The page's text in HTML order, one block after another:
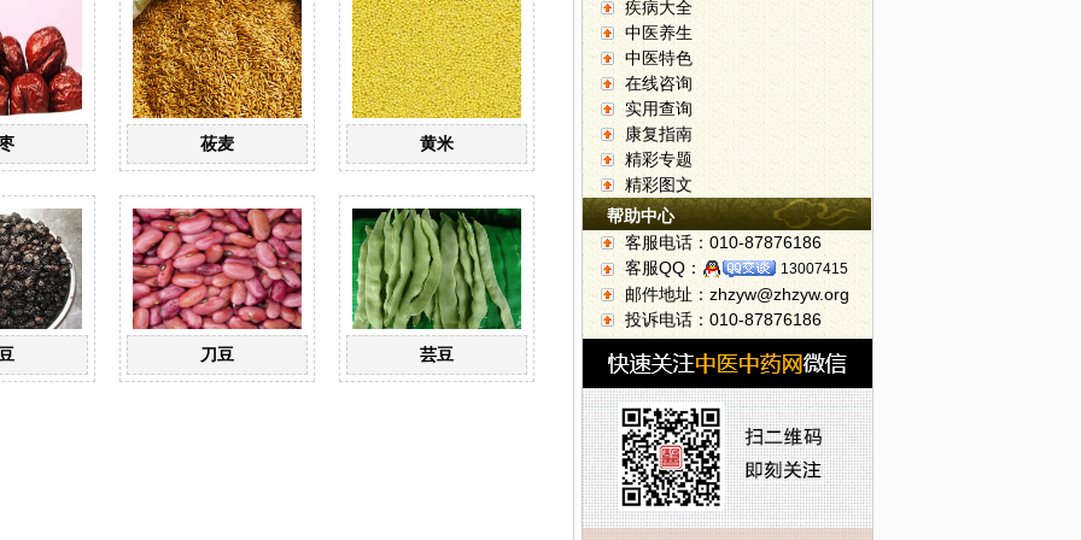
莜麦 黄米
刀豆 芸豆
疾病大全
中医养生
中医特色
在线咨询
实用查询
康复指南
精彩专题
精彩图文
帮助中心
客服电话：010-87876186
客服QQ：
13007415
邮件地址：zhzyw@zhzyw.org
投诉电话：010-87876186